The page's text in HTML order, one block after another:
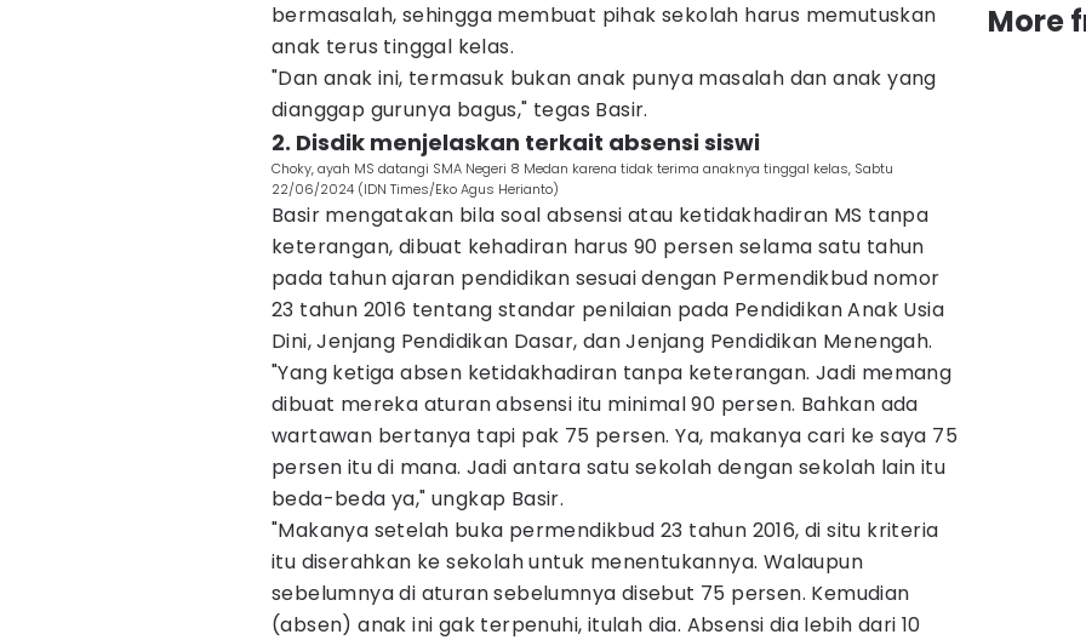
bermasalah, sehingga membuat pihak sekolah harus memutuskan
anak terus tinggal kelas.
"Dan anak ini, termasuk bukan anak punya masalah dan anak yang
dianggap gurunya bagus," tegas Basir.
2. Disdik menjelaskan terkait absensi siswi
Choky, ayah MS datangi SMA Negeri 8 Medan karena tidak terima anaknya tinggal kelas, Sabtu
22/06/2024 (IDN Times/Eko Agus Herianto)
Basir mengatakan bila soal absensi atau ketidakhadiran MS tanpa
keterangan, dibuat kehadiran harus 90 persen selama satu tahun
pada tahun ajaran pendidikan sesuai dengan Permendikbud nomor
23 tahun 2016 tentang standar penilaian pada Pendidikan Anak Usia
Dini, Jenjang Pendidikan Dasar, dan Jenjang Pendidikan Menengah.
"Yang ketiga absen ketidakhadiran tanpa keterangan. Jadi memang
dibuat mereka aturan absensi itu minimal 90 persen. Bahkan ada
wartawan bertanya tapi pak 75 persen. Ya, makanya cari ke saya 75
persen itu di mana. Jadi antara satu sekolah dengan sekolah lain itu
beda-beda ya," ungkap Basir.
"Makanya setelah buka permendikbud 23 tahun 2016, di situ kriteria
itu diserahkan ke sekolah untuk menentukannya. Walaupun
sebelumnya di aturan sebelumnya disebut 75 persen. Kemudian
(absen) anak ini gak terpenuhi, itulah dia. Absensi dia lebih dari 10
More